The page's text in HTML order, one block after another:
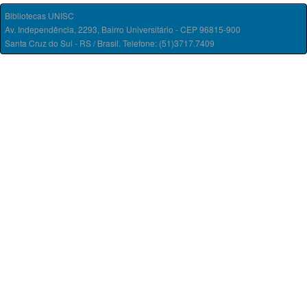
Bibliotecas UNISC
Av. Independência, 2293, Bairro Universitário - CEP 96815-900
Santa Cruz do Sul - RS / Brasil. Telefone: (51)3717.7409